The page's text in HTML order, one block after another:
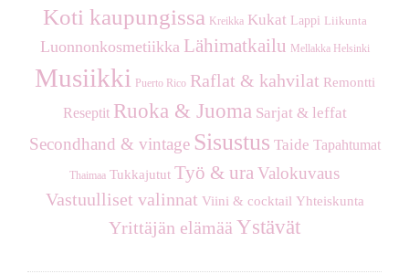
Koti kaupungissa Kreikka Kukat Lappi Liikunta
Luonnonkosmetiikka Lähimatkailu Mellakka Helsinki
Musiikki Puerto Rico Raflat & kahvilat Remontti
Reseptit Ruoka & Juoma Sarjat & leffat
Secondhand & vintage Sisustus Taide Tapahtumat
Thaimaa Tukkajutut Työ & uraValokuvaus
Vastuulliset valinnat Viini & cocktail Yhteiskunta
Yrittäjän elämää Ystävät